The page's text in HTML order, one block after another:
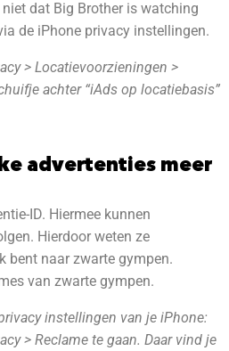
dat Big Brother is watching
de iPhone privacy instellingen.
> Locatievoorzieningen >
achter “iAds op locatiebasis”
advertenties meer
ID. Hiermee kunnen
Hierdoor weten ze
bent naar zwarte gympen.
van zwarte gympen.
instellingen van je iPhone:
> Reclame te gaan. Daar vind je